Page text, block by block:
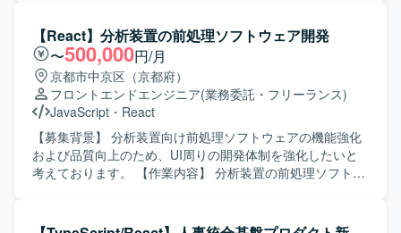
境】 ・フロントエンド：Vue3 / TypeScript ・サーバサイ
ド：Kotlin ・インフラ：AWS ・AI関連：AIエージェント、
AIコーディング支援ツール（Claude Code Max 20x プラン
等） ・開発プロセス：アジャイル／スクラムをベースとし
たチーム開発
SSRなどのモダンなWeb技術を実践的に習得・強化してい
ただけます。 新規立ち上げから既存サービス拡大まで幅広
いフェーズに関わることで、設計から運用まで一連の経験
を積むことができます。 技術担当として顧客と直接コミュ
ニケーションを取る機会もあり、技術力とビジネス理解の
双方を高められる環境です。 【開発環境】 MacBook Proが
支給される環境で開発を行います。 JavaScript、React、
TypeScript、Node.js、Expressを中心に、一部AWSを利用
したサーバレスアーキテクチャなどを用いて開発を進めて
ーおよびソースコードレビューがメインとなります。ま
た、若手エンジニアの成果物レビューや、必要に応じて基
礎知識のレクチャーなども行っていただきます。 【求める
人物像】 Reactを用いた開発経験だけでなく、設計やソー
スコードレビューの経験を活かし、品質向上に主体的に取
り組んでいただける方を求めております。若手メンバーへ
の技術的なフォローやレクチャーにも前向きに取り組んで
いただける方が望ましいです。 【ポジションの魅力】 既存
システムのReact化というモダンな技術スタックへの移行プ
つ、若手育成を通じたチーム全体のスキル底上げにも関わ
【React】分析装置の前処理ソフトウェア開発
〜500,000円/月
京都市中京区（京都府）
フロントエンドエンジニア(業務委託・フリーランス)
JavaScript ・ React
【募集背景】 分析装置向け前処理ソフトウェアの機能強化
および品質向上のため、UI周りの開発体制を強化したいと
考えております。 【作業内容】 分析装置の前処理ソフトウ
程を対応していただきます。 【求める人物像】 画面仕様の